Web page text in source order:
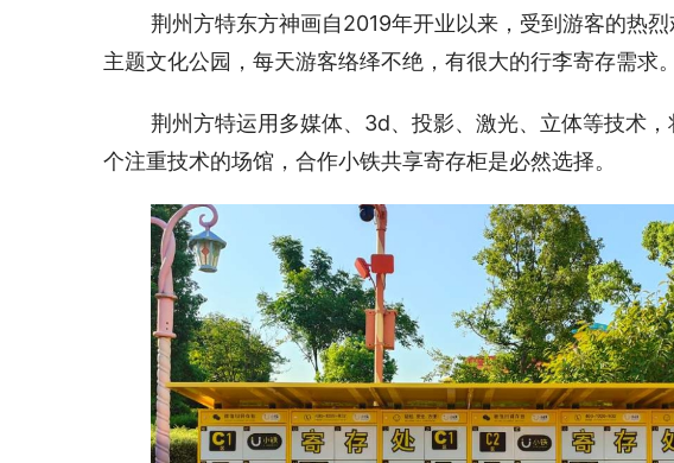
荆州方特东方神画自2019年开业以来，受到游客的热
主题文化公园，每天游客络绎不绝，有很大的行李寄存需求
荆州方特运用多媒体、3d、投影、激光、立体等技术
个注重技术的场馆，合作小铁共享寄存柜是必然选择。